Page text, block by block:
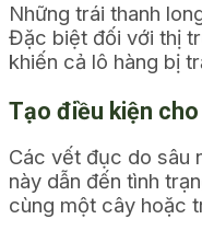
Những trái thanh
Đặc biệt đối với thị
khiến cả lô hàng bị
Tạo điều kiện
Các vết đục do sâu
này dẫn đến tình
cùng một cây hoặc